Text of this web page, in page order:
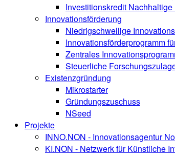
Investitionskredit
Innovationsförderung
Niedrigschwellige
Innovationsförderprogramm
Zentrales
Steuerliche
Existenzgründung
Mikrostarter
Gründungszuschuss
NSeed
Projekte
INNO.NON - Innovationsagentur
KI.NON - Netzwerk für Künstliche